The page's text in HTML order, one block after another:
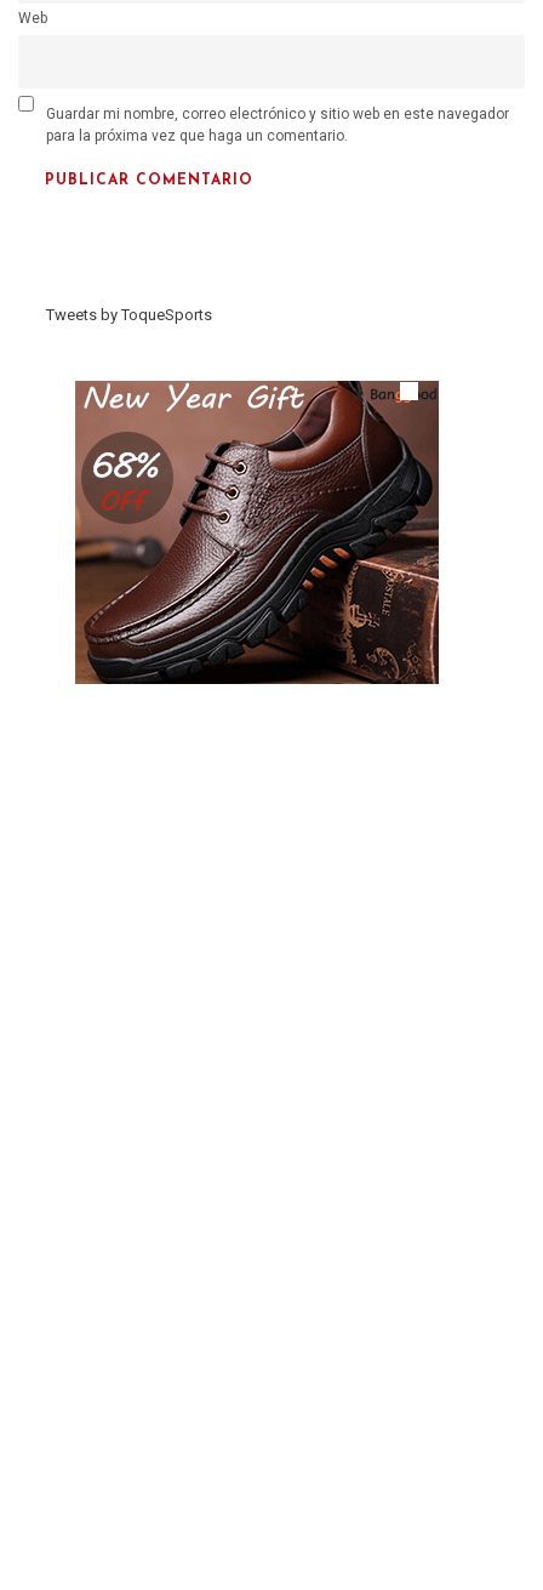
Web
Guardar mi nombre, correo electrónico y sitio web en este navegador
para la próxima vez que haga un comentario.
Tweets by ToqueSports